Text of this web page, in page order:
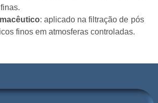
: aplicado na filtração de pós
finos em atmosferas controladas.